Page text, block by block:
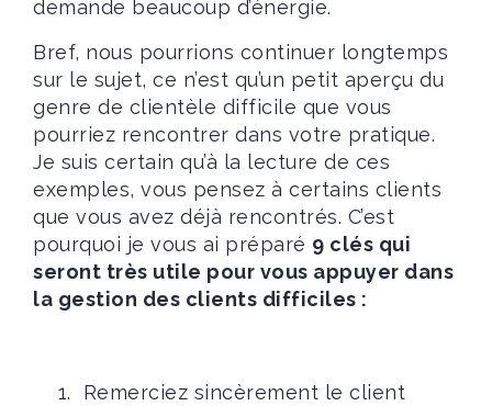
demande beaucoup d’énergie.
Bref, nous pourrions continuer longtemps
sur le sujet, ce n’est qu’un petit aperçu du
genre de clientèle difficile que vous
pourriez rencontrer dans votre pratique.
Je suis certain qu’à la lecture de ces
exemples, vous pensez à certains clients
que vous avez déjà rencontrés. C’est
pourquoi je vous ai préparé 9 clés qui
seront très utile pour vous appuyer dans
la gestion des clients difficiles :
Remerciez sincèrement le client